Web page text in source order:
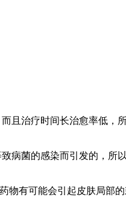
且治疗时间长治愈率低，
病菌的感染而引发的，所
有可能会引起皮肤局部